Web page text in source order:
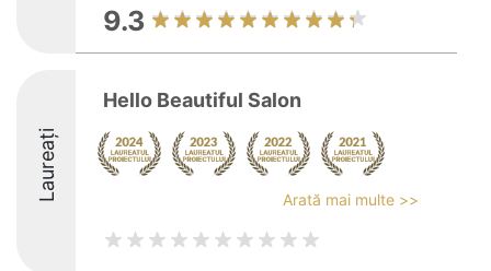
9.3
Laureați
Hello Beautiful Salon
Arată mai multe >>